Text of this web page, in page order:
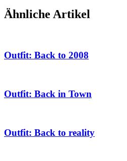
Ähnliche Artikel
Outfit: Back to 2008
Outfit: Back in Town
Outfit: Back to reality